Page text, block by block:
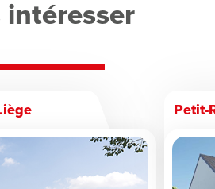
intéresser
Petit-